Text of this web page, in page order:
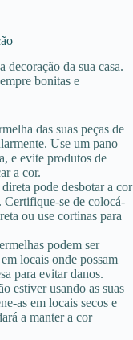
decoração da sua casa.
bonitas e
das suas peças de
Use um pano
e evite produtos de
a cor.
pode desbotar a cor
Certifique-se de colocá-
ou use cortinas para
podem ser
locais onde possam
para evitar danos.
estiver usando as suas
as em locais secos e
a manter a cor